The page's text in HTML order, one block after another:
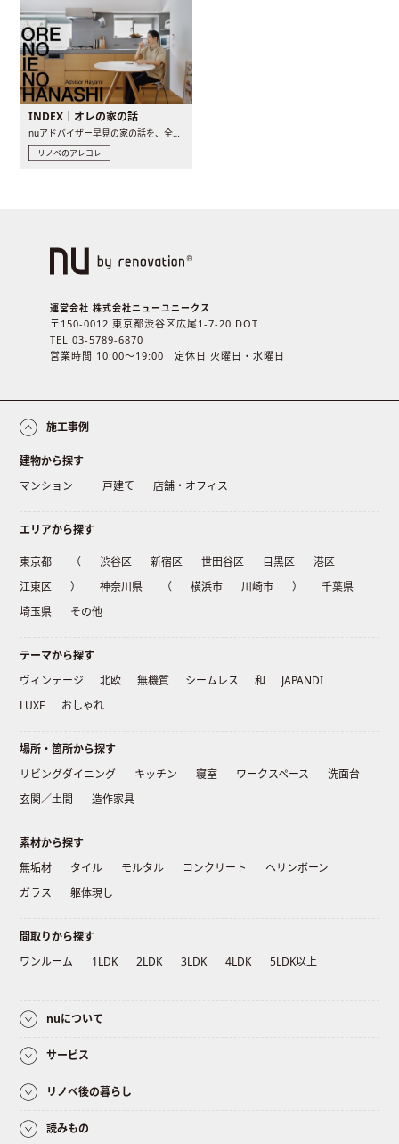
INDEX｜オレの家の話
nuアドバイザー早見の家の話を、全4話でお届け。リノベーションを..
リノベのアレコレ
運営会社 株式会社ニューユニークス
〒150-0012 東京都渋谷区広尾1-7-20 DOT
TEL 03-5789-6870
営業時間 10:00〜19:00 定休日 火曜日・水曜日
施工事例
建物から探す
マンション
一戸建て 店舗・オフィス
エリアから探す
東京都 （ 渋谷区 新宿区 世田谷区 目黒区
港区
江東区
） 神奈川県 （ 横浜市 川崎市 ）
千葉県
埼玉県
その他
テーマから探す
ヴィンテージ
北欧 無機質 シームレス 和
JAPANDI
LUXE
おしゃれ
場所・箇所から探す
リビングダイニング
キッチン 寝室 ワークスペース
洗面台
玄関／土間
造作家具
素材から探す
無垢材
タイル モルタル コンクリート
ヘリンボーン
ガラス
躯体現し
間取りから探す
ワンルーム
1LDK 2LDK 3LDK 4LDK 5LDK以上
nuについて
サービス
リノベ後の暮らし
読みもの